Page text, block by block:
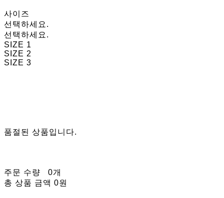
사이즈
선택하세요.
선택하세요.
SIZE 1
SIZE 2
SIZE 3
품절된 상품입니다.
주문 수량
0개
총 상품 금액 0원